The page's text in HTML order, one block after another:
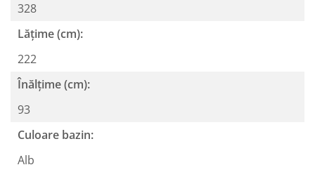
328
Lățime (cm):
222
Înălțime (cm):
93
Culoare bazin:
Alb